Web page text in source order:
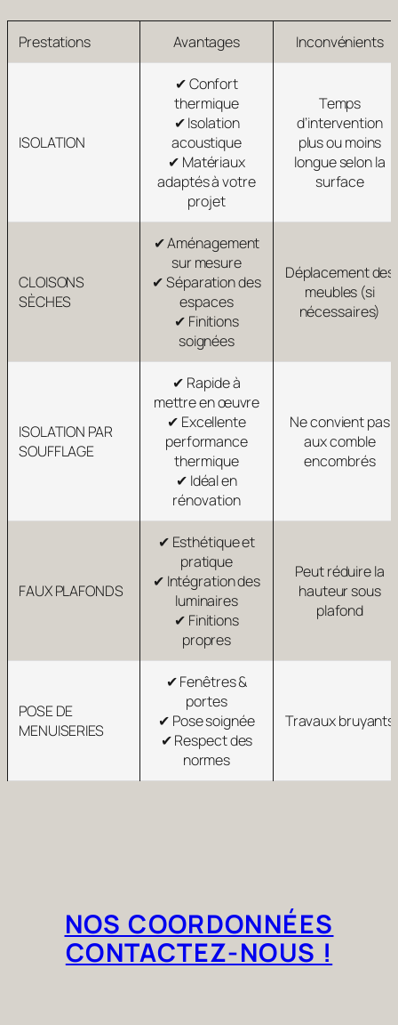
Prestations Avantages Inconvénients
ISOLATION
✔ Confort
thermique
✔ Isolation
acoustique
✔ Matériaux
adaptés à votre
projet
Temps
d’intervention
plus ou moins
longue selon la
surface
CLOISONS
SÈCHES
✔ Aménagement
sur mesure
✔ Séparation des
espaces
✔ Finitions
soignées
Déplacement des
meubles (si
nécessaires)
ISOLATION PAR
SOUFFLAGE
✔ Rapide à
mettre en œuvre
✔ Excellente
performance
thermique
✔ Idéal en
rénovation
Ne convient pas
aux comble
encombrés
FAUX PLAFONDS
✔ Esthétique et
pratique
✔ Intégration des
luminaires
✔ Finitions
propres
Peut réduire la
hauteur sous
plafond
POSE DE
MENUISERIES
✔ Fenêtres &
portes
✔ Pose soignée
✔ Respect des
normes
Travaux bruyants
NOS COORDONNÉES
CONTACTEZ-NOUS !